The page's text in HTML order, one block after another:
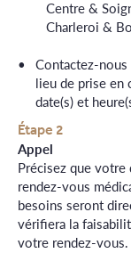
Centre &
Charleroi &
Contactez-nous
lieu de prise en
date(s) et
Étape 2
Appel
Précisez que votre
rendez-vous
besoins seront
vérifiera la
votre rendez-vous.